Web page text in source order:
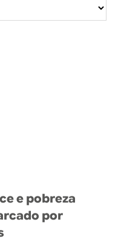
e pobreza
por